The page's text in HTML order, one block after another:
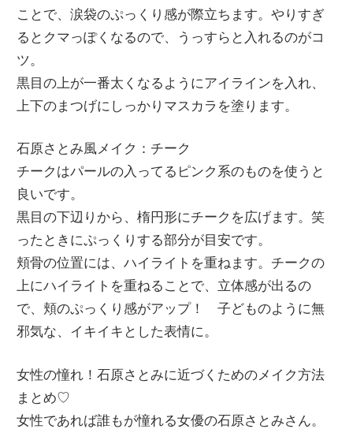
ことで、涙袋のぷっくり感が際立ちます。やりすぎ
るとクマっぽくなるので、うっすらと入れるのがコ
ツ。
黒目の上が一番太くなるようにアイラインを入れ、
上下のまつげにしっかりマスカラを塗ります。
石原さとみ風メイク：チーク
チークはパールの入ってるピンク系のものを使うと
良いです。
黒目の下辺りから、楕円形にチークを広げます。笑
ったときにぷっくりする部分が目安です。
頬骨の位置には、ハイライトを重ねます。チークの
上にハイライトを重ねることで、立体感が出るの
で、頬のぷっくり感がアップ！ 子どものように無
邪気な、イキイキとした表情に。
女性の憧れ！石原さとみに近づくためのメイク方法
まとめ♡
女性であれば誰もが憧れる女優の石原さとみさん。